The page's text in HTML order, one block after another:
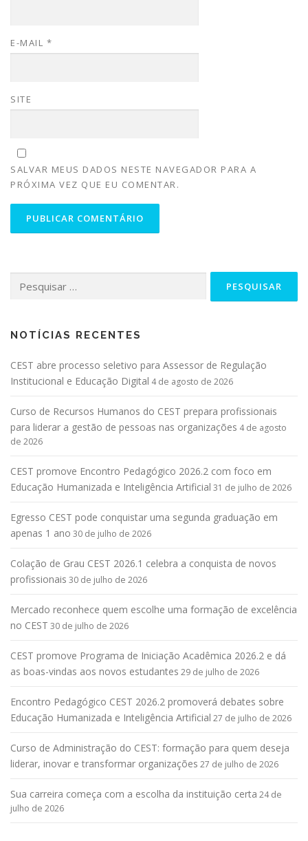
E-MAIL *
SITE
SALVAR MEUS DADOS NESTE NAVEGADOR PARA A
PRÓXIMA VEZ QUE EU COMENTAR.
NOTÍCIAS RECENTES
CEST abre processo seletivo para Assessor de Regulação
Institucional e Educação Digital 4 de agosto de 2026
Curso de Recursos Humanos do CEST prepara profissionais
para liderar a gestão de pessoas nas organizações 4 de agosto
de 2026
CEST promove Encontro Pedagógico 2026.2 com foco em
Educação Humanizada e Inteligência Artificial 31 de julho de 2026
Egresso CEST pode conquistar uma segunda graduação em
apenas 1 ano 30 de julho de 2026
Colação de Grau CEST 2026.1 celebra a conquista de novos
profissionais 30 de julho de 2026
Mercado reconhece quem escolhe uma formação de excelência
no CEST 30 de julho de 2026
CEST promove Programa de Iniciação Acadêmica 2026.2 e dá
as boas-vindas aos novos estudantes 29 de julho de 2026
Encontro Pedagógico CEST 2026.2 promoverá debates sobre
Educação Humanizada e Inteligência Artificial 27 de julho de 2026
Curso de Administração do CEST: formação para quem deseja
liderar, inovar e transformar organizações 27 de julho de 2026
Sua carreira começa com a escolha da instituição certa 24 de
julho de 2026